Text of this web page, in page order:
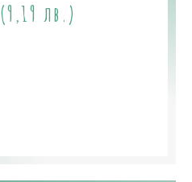
(9,19 лв.)